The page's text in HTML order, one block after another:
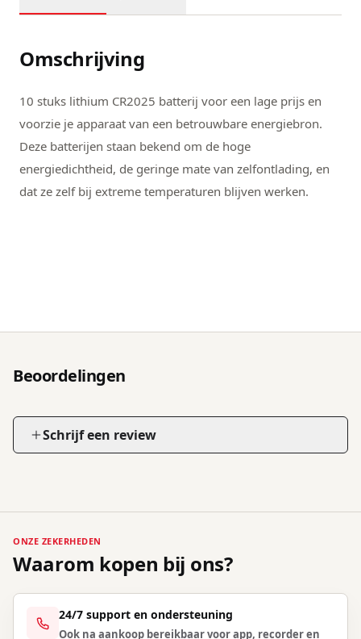
Omschrijving
10 stuks lithium CR2025 batterij voor een lage prijs en
voorzie je apparaat van een betrouwbare energiebron.
Deze batterijen staan bekend om de hoge
energiedichtheid, de geringe mate van zelfontlading, en
dat ze zelf bij extreme temperaturen blijven werken.
Beoordelingen
Schrijf een review
ONZE ZEKERHEDEN
Waarom kopen bij ons?
24/7 support en ondersteuning
Ook na aankoop bereikbaar voor app, recorder en